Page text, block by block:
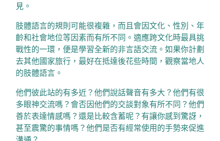
見。
肢體語言的規則可能很複雜，而且會因文化、性別、年
齡和社會地位等因素而有所不同。適應跨文化時最具挑
戰性的一環，便是學習全新的非言語交流。如果你計劃
去其他國家旅行，最好在抵達後花些時間，觀察當地人
的肢體語言。
他們彼此站的有多近？他們說話聲音有多大？他們有很
多眼神交流嗎？會否因他們的交談對象有所不同？他們
善於表達情感嗎？還是比較含蓄呢？有讓你感到驚訝，
甚至震驚的事情嗎？他們是否有經常使用的手勢來促進